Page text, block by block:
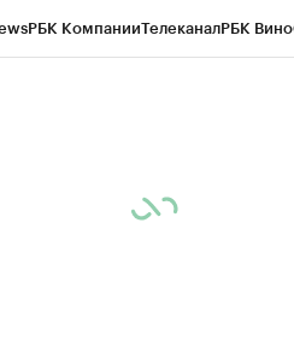
РБК КомпанииТелеканалРБК Вино